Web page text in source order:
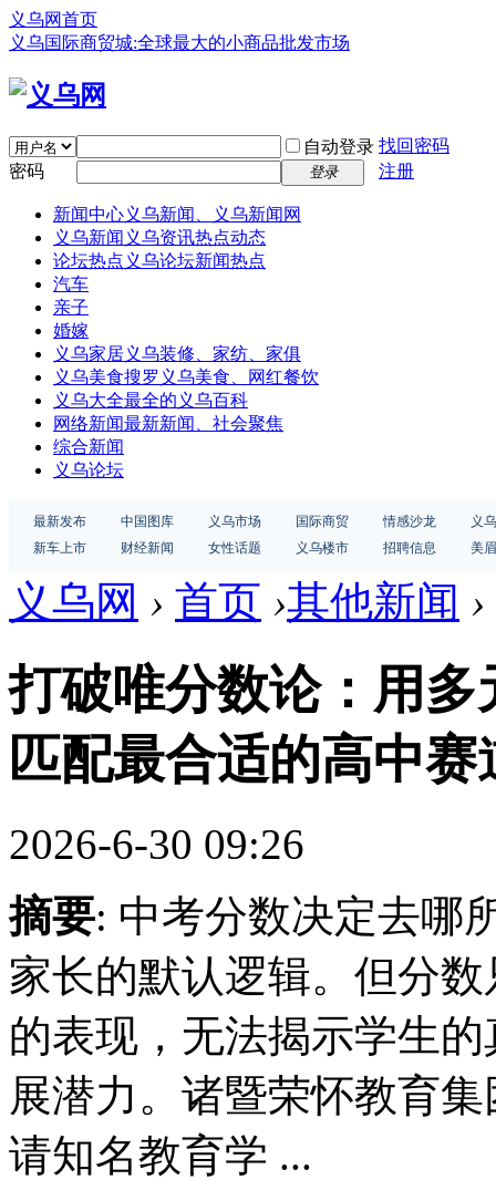
义乌网首页
义乌国际商贸城:全球最大的小商品批发市场
自动登录 找回密码
密码
登录 注册
新闻中心义乌新闻、义乌新闻网
义乌新闻 义乌资讯热点动态
论坛热点 义乌论坛新闻热点
汽车
亲子
婚嫁
义乌家居义乌装修、家纺、家俱
义乌美食搜罗义乌美食、网红餐饮
义乌大全最全的义乌百科
网络新闻最新新闻、社会聚焦
综合新闻
义乌论坛
最新发布 中国图库 义乌市场 国际商贸 情感沙龙
义
新车上市
财经新闻 女性话题 义乌楼市 招聘信息 美
义乌网 › 首页 ›其他新闻 ›
打破唯分数论：用
匹配最合适的高中赛
2026-6-30 09:26
摘要: 中考分数决定去
家长的默认逻辑。但分
的表现，无法揭示学生
展潜力。诸暨荣怀教育
请知名教育学 ...